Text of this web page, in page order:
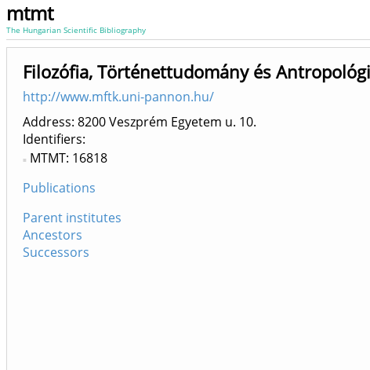
mtmt
The Hungarian Scientific Bibliography
Filozófia, Történettudomány és
http://www.mftk.uni-pannon.hu/
Address: 8200 Veszprém Egyetem u. 10.
Identifiers
MTMT: 16818
Publications
Parent institutes
Ancestors
Successors